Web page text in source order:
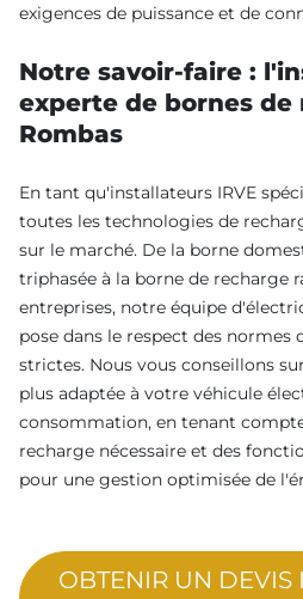
exigences de puissance et de
Notre savoir-faire :
experte de bornes de
Rombas
En tant qu'installateurs IRVE
toutes les technologies de
sur le marché. De la borne
triphasée à la borne de recharge
entreprises, notre équipe
pose dans le respect des normes
strictes. Nous vous conseillons
plus adaptée à votre véhicule
consommation, en tenant
recharge nécessaire et des
pour une gestion optimisée de
OBTENIR UN DEVIS